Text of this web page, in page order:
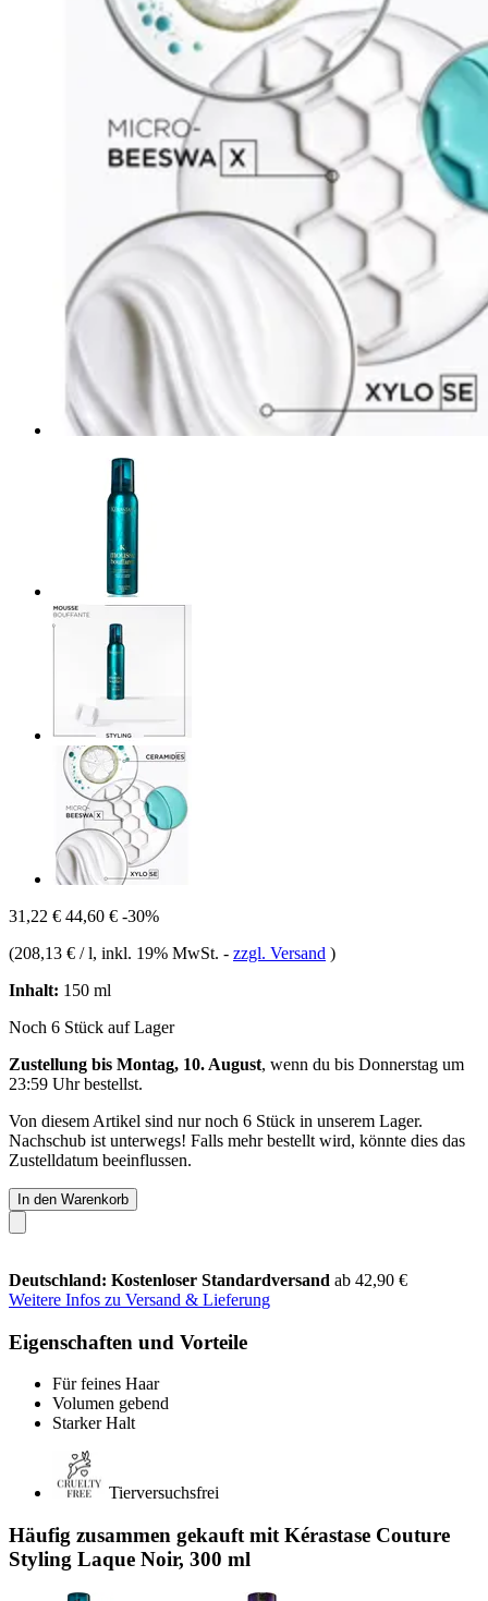
31,22 € 44,60 € -30%
(208,13 € / l, inkl. 19% MwSt. - zzgl. Versand )
Inhalt: 150 ml
Noch 6 Stück auf Lager
Zustellung bis Montag, 10. August, wenn du bis Donnerstag um
23:59 Uhrbestellst.
Von diesem Artikel sind nur noch 6 Stück in unserem Lager.
Nachschub ist unterwegs! Falls mehr bestellt wird, könnte dies das
Zustelldatum beeinflussen.
In den Warenkorb
Deutschland: Kostenloser Standardversand ab 42,90 €
Weitere Infos zu Versand & Lieferung
Eigenschaften und Vorteile
Für feines Haar
Volumen gebend
Starker Halt
Tierversuchsfrei
Häufig zusammen gekauft mit Kérastase Couture
Styling Laque Noir, 300 ml